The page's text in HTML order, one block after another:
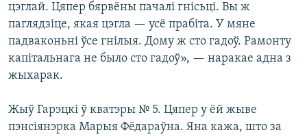
цэглай. Цяпер бярвёны пачалі гнісьці. Вы ж
паглядзіце, якая цэгла — усё прабіта. У мяне
падваконьні ўсе гнілыя. Дому ж сто гадоў. Рамонту
капітальнага не было сто гадоў», — наракае адна з
жыхарак.
Жыў Гарэцкі ў кватэры № 5. Цяпер у ёй жыве
пэнсіянэрка Марыя Фёдараўна. Яна кажа, што за